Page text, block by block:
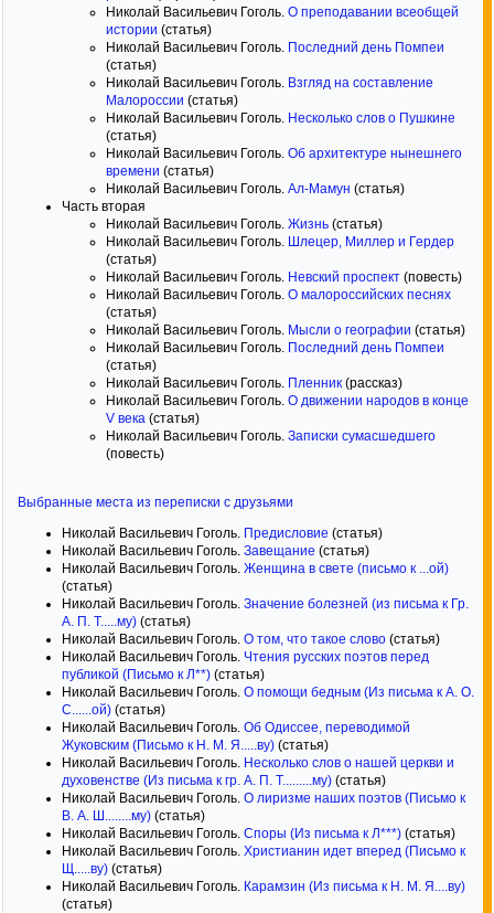
Николай Васильевич Гоголь. О преподавании всеобщей
истории (статья)
Николай Васильевич Гоголь. Последний день Помпеи
(статья)
Николай Васильевич Гоголь. Взгляд на составление
Малороссии (статья)
Николай Васильевич Гоголь. Несколько слов о Пушкине
(статья)
Николай Васильевич Гоголь. Об архитектуре нынешнего
времени (статья)
Николай Васильевич Гоголь. Ал-Мамун (статья)
Часть вторая
Николай Васильевич Гоголь. Жизнь (статья)
Николай Васильевич Гоголь. Шлецер, Миллер и Гердер
(статья)
Николай Васильевич Гоголь. Невский проспект (повесть)
Николай Васильевич Гоголь. О малороссийских песнях
(статья)
Николай Васильевич Гоголь. Мысли о географии (статья)
Николай Васильевич Гоголь. Последний день Помпеи
(статья)
Николай Васильевич Гоголь. Пленник (рассказ)
Николай Васильевич Гоголь. О движении народов в конце
V века (статья)
Николай Васильевич Гоголь. Записки сумасшедшего
(повесть)
Выбранные места из переписки с друзьями
Николай Васильевич Гоголь. Предисловие (статья)
Николай Васильевич Гоголь. Завещание (статья)
Николай Васильевич Гоголь. Женщина в свете (письмо к ...ой)
(статья)
Николай Васильевич Гоголь. Значение болезней (из письма к Гр.
А. П. Т.....му) (статья)
Николай Васильевич Гоголь. О том, что такое слово (статья)
Николай Васильевич Гоголь. Чтения русских поэтов перед
публикой (Письмо к Л**) (статья)
Николай Васильевич Гоголь. О помощи бедным (Из письма к А. О.
С......ой) (статья)
Николай Васильевич Гоголь. Об Одиссее, переводимой
Жуковским (Письмо к Н. М. Я.....ву) (статья)
Николай Васильевич Гоголь. Несколько слов о нашей церкви и
духовенстве (Из письма к гр. А. П. Т.........му) (статья)
Николай Васильевич Гоголь. О лиризме наших поэтов (Письмо к
В. А. Ш........му) (статья)
Николай Васильевич Гоголь. Споры (Из письма к Л***) (статья)
Николай Васильевич Гоголь. Христианин идет вперед (Письмо к
Щ.....ву) (статья)
Николай Васильевич Гоголь. Карамзин (Из письма к Н. М. Я....ву)
(статья)